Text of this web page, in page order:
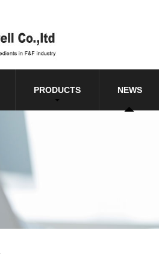
PRODUCTS NEWS